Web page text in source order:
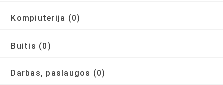
Kompiuterija (0)
Buitis (0)
Darbas, paslaugos (0)